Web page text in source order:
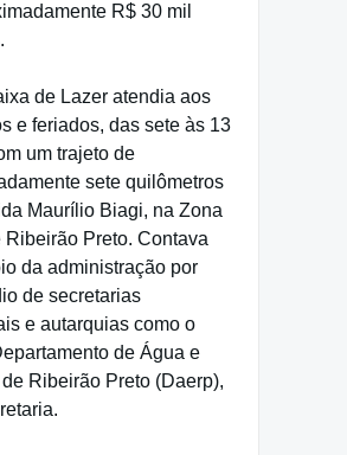
R$ 30 mil
de Lazer atendia aos
e feriados, das sete às 13
um trajeto de
sete quilômetros
Maurílio Biagi, na Zona
Ribeirão Preto. Contava
da administração por
de secretarias
e autarquias como o
de Água e
Ribeirão Preto (Daerp),